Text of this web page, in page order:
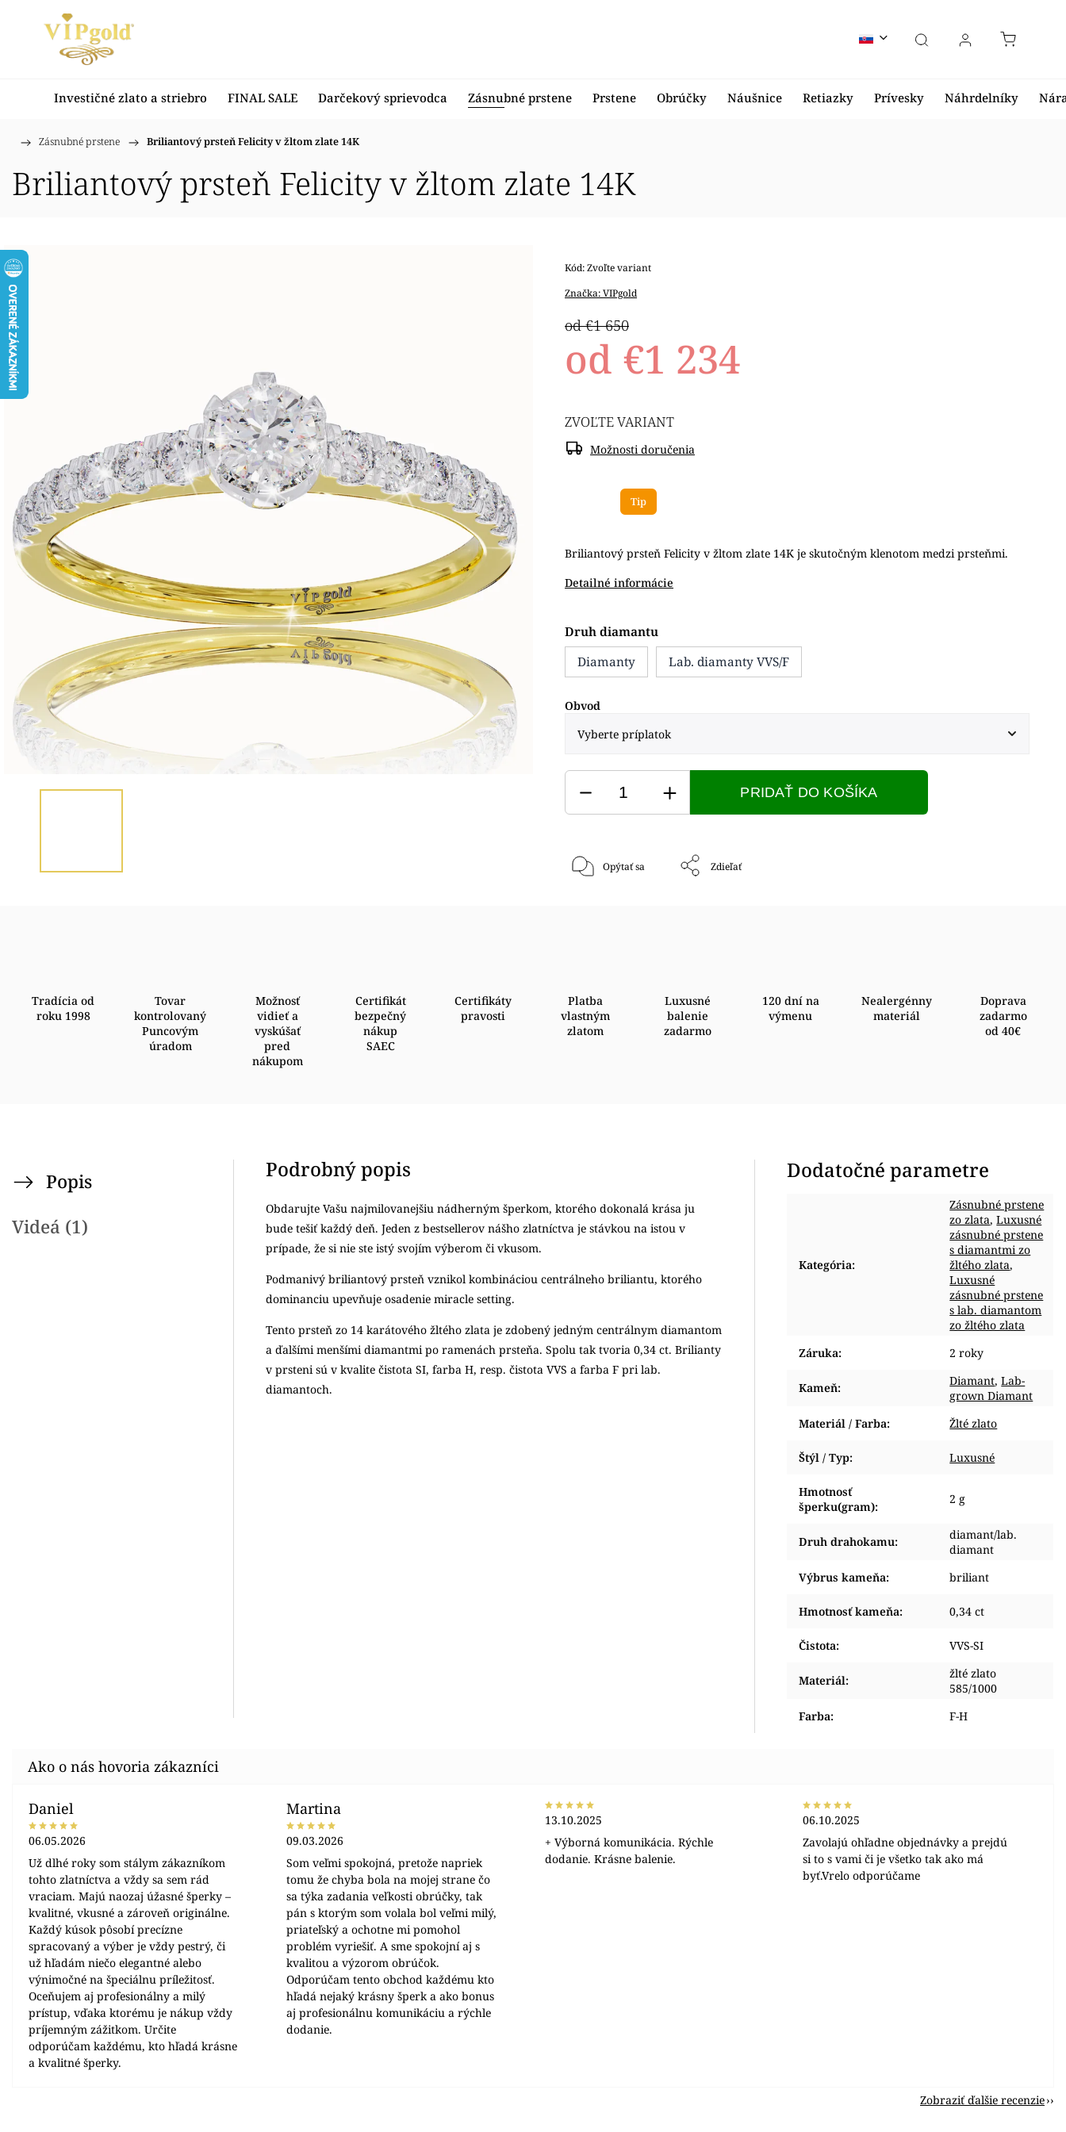
Investičné zlato a striebro FINAL SALE Darčekový sprievodca Zásnubné prstene Prstene Obrúčky Náušnice Retiazky Prívesky Náhrdelníky
Domov
/ Zásnubné prstene / Briliantový prsteň Felicity v žltom zlate 14K
Briliantový prsteň Felicity v žltom zlate 14K
Značka:VIPgold
od €1 650
od €1 234
Kód:Zvoľte variant
Briliantový prsteň Felicity v žltom zlate 14K je skutočným klenotom medzi prsteňmi.
Detailné informácie
Tip
Druh diamantu
Diamanty
Lab. diamanty VVS/F
Obvod
ZVOĽTE VARIANT
Možnosti doručenia
PRIDAŤ DO KOŠÍKA
Opýtať sa Zdieľať
Tradícia od
roku 1998
Tovar
kontrolovaný
Puncovým
úradom
Možnosť
vidieť a
vyskúšať
pred
nákupom
Certifikát
bezpečný
nákup
SAEC
Certifikáty
pravosti
Platba
vlastným
zlatom
Luxusné
balenie
zadarmo
120 dní na
výmenu
Nealergénny
materiál
Doprava
zadarmo
od 40€
Popis
Videá (1)
Podrobný popis
Obdarujte Vašu najmilovanejšiu nádherným šperkom, ktorého dokonalá krása ju
bude tešiť každý deň. Jeden z bestsellerov nášho zlatníctva je stávkou na istou v
prípade, že si nie ste istý svojím výberom či vkusom.
Podmanivý briliantový prsteň vznikol kombináciou centrálneho briliantu, ktorého
dominanciu upevňuje osadenie miracle setting.
Tento prsteň zo 14 karátového žltého zlata je zdobený jedným centrálnym diamantom
a ďalšími menšími diamantmi po ramenách prsteňa. Spolu tak tvoria 0,34 ct. Brilianty
v prsteni sú v kvalite čistota SI, farba H, resp. čistota VVS a farba F pri lab.
diamantoch.
Dodatočné parametre
Kategória:
Zásnubné prstene
zo zlata,Luxusné
zásnubné prstene
s diamantmi zo
žltého zlata,
Luxusné
zásnubné prstene
s lab. diamantom
zo žltého zlata
Záruka: 2 roky
Kameň: Diamant,Lab-
grown Diamant
Materiál / Farba: Žlté zlato
Štýl / Typ: Luxusné
Hmotnosť
šperku(gram):
2 g
Druh drahokamu:
diamant/lab.
diamant
Výbrus kameňa: briliant
Hmotnosť kameňa: 0,34 ct
Čistota: VVS-SI
Materiál:
žlté zlato
585/1000
Farba: F-H
Daniel
06.05.2026
Už dlhé roky som stálym zákazníkom
tohto zlatníctva a vždy sa sem rád
vraciam. Majú naozaj úžasné šperky –
kvalitné, vkusné a zároveň originálne.
Každý kúsok pôsobí precízne
spracovaný a výber je vždy pestrý, či
už hľadám niečo elegantné alebo
výnimočné na špeciálnu príležitosť.
Oceňujem aj profesionálny a milý
prístup, vďaka ktorému je nákup vždy
príjemným zážitkom. Určite
odporúčam každému, kto hľadá krásne
a kvalitné šperky.
Martina
09.03.2026
Som veľmi spokojná, pretože napriek
tomu že chyba bola na mojej strane čo
sa týka zadania veľkosti obrúčky, tak
pán s ktorým som volala bol veľmi milý,
priateľský a ochotne mi pomohol
problém vyriešiť. A sme spokojní aj s
kvalitou a výzorom obrúčok.
Odporúčam tento obchod každému kto
hľadá nejaký krásny šperk a ako bonus
aj profesionálnu komunikáciu a rýchle
dodanie.
13.10.2025
+ Výborná komunikácia. Rýchle
dodanie. Krásne balenie.
06.10.2025
Zavolajú ohľadne objednávky a prejdú
si to s vami či je všetko tak ako má
byť.Vrelo odporúčame
Zobraziť ďalšie recenzie